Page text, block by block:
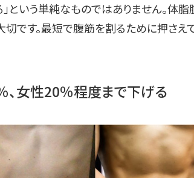
という単純なものではありません。体
です。最短で腹筋を割るために押さえ
、女性20％程度まで下げる